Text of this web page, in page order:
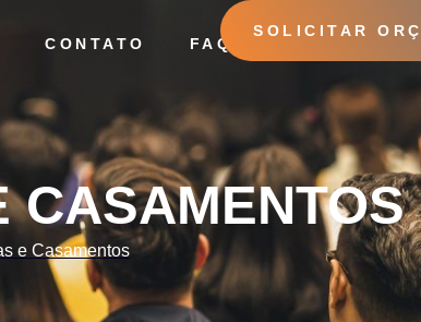
CONTATO FAQ
SOLICITAR
CASAMENTOS
e Casamentos